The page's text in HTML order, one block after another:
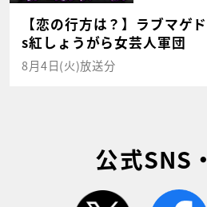
【恋の行方は？】ラブマゲ
s紅しょうがら女芸人軍団
8月4日(火)放送分
公式SNS
twitter